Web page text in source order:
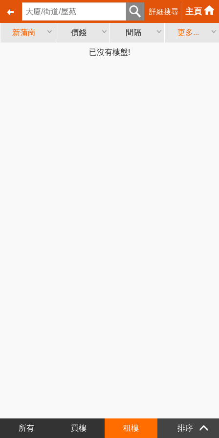
詳細搜尋 主頁
新蒲崗 價錢 間隔 更多...
已沒有樓盤!
所有 買樓 租樓 排序